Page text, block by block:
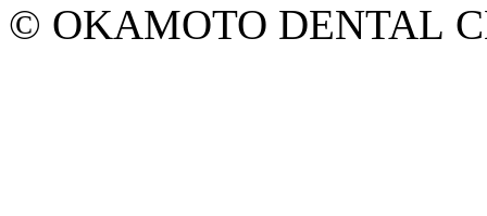
© OKAMOTO DENTAL